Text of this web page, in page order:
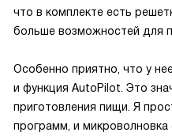
что в комплекте есть
больше возможностей для
Особенно приятно, что у
и функция AutoPilot. Это
приготовления пищи. Я
программ, и микроволновка